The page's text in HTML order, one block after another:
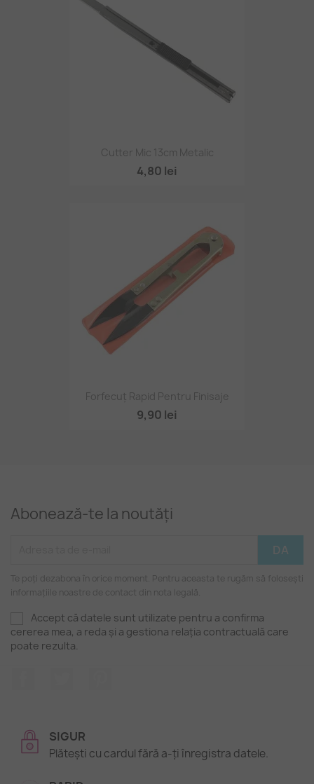
Cutter Mic 13cm Metalic
4,80 lei
Forfecuț Rapid Pentru Finisaje
9,90 lei
Abonează-te la noutăți
Te poți dezabona în orice moment. Pentru aceasta te rugăm să folosești
informațiile noastre de contact din nota legală.
Accept că datele sunt utilizate pentru a confirma
cererea mea, a reda și a gestiona relația contractuală care
poate rezulta.
SIGUR
Plătești cu cardul fără a-ți înregistra datele.